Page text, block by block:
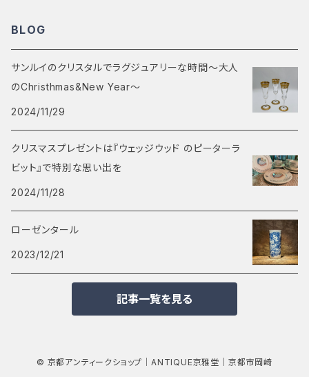
BLOG
サンルイのクリスタルでラグジュアリーな時間～大人
のChristhmas&New Year～
2024/11/29
クリスマスプレゼントは『ウェッジウッド のピーターラ
ビット』で特別な思い出を
2024/11/28
ローゼンタール
2023/12/21
記事一覧を見る
© 京都アンティークショップ｜ANTIQUE京雅堂｜京都市岡崎